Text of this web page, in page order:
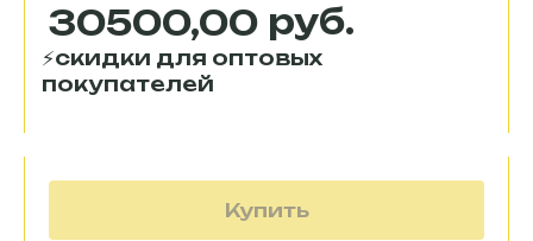
30500,00 руб.
Купить